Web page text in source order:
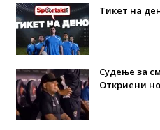
Тикет на
Судење за
Откриени